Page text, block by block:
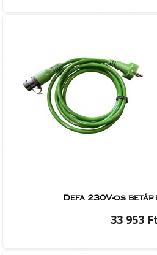
Defa 230V-os betáp
33 953